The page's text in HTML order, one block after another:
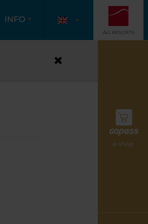
e-shop
INFO
ALL RESORTS